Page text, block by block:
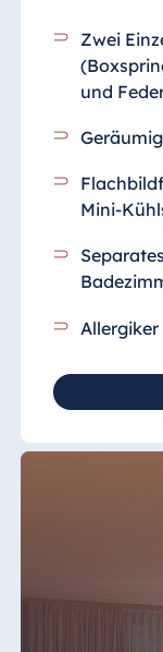
Zwei
und
Mini-